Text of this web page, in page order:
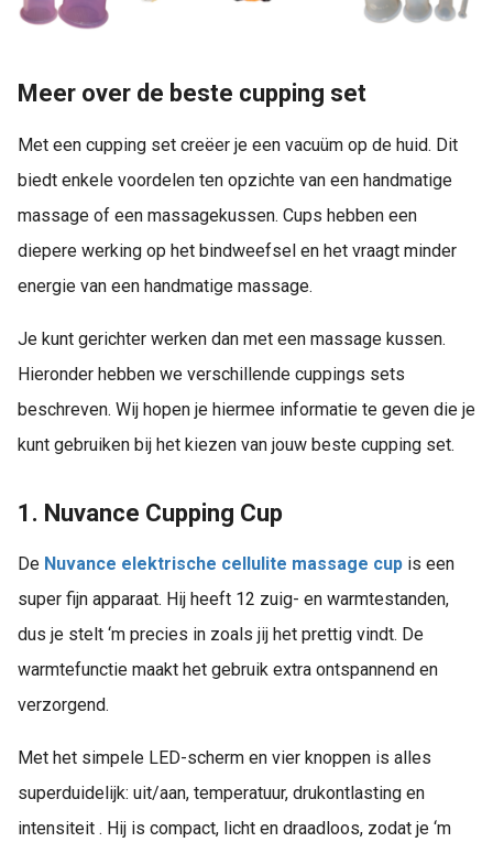
Meer over de beste cupping set
Met een cupping set creëer je een vacuüm op de huid. Dit
biedt enkele voordelen ten opzichte van een handmatige
massage of een massagekussen. Cups hebben een
diepere werking op het bindweefsel en het vraagt minder
energie van een handmatige massage.
Je kunt gerichter werken dan met een massage kussen.
Hieronder hebben we verschillende cuppings sets
beschreven. Wij hopen je hiermee informatie te geven die je
kunt gebruiken bij het kiezen van jouw beste cupping set.
1. Nuvance Cupping Cup
De Nuvance elektrische cellulite massage cup is een
super fijn apparaat. Hij heeft 12 zuig- en warmtestanden,
dus je stelt ‘m precies in zoals jij het prettig vindt. De
warmtefunctie maakt het gebruik extra ontspannend en
verzorgend.
Met het simpele LED-scherm en vier knoppen is alles
superduidelijk: uit/aan, temperatuur, drukontlasting en
intensiteit . Hij is compact, licht en draadloos, zodat je ‘m